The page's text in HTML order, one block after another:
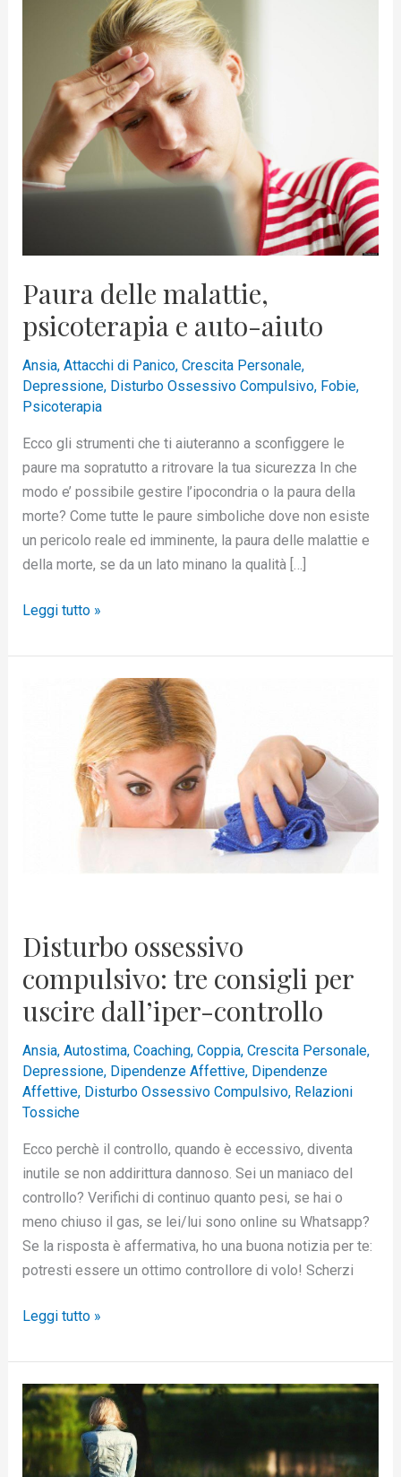
Paura delle malattie,
psicoterapia e auto-aiuto
Ansia, Attacchi di Panico, Crescita Personale,
Depressione, Disturbo Ossessivo Compulsivo, Fobie,
Psicoterapia
Ecco gli strumenti che ti aiuteranno a sconfiggere le
paure ma sopratutto a ritrovare la tua sicurezza In che
modo e’ possibile gestire l’ipocondria o la paura della
morte? Come tutte le paure simboliche dove non esiste
un pericolo reale ed imminente, la paura delle malattie e
della morte, se da un lato minano la qualità […]
psicoterapia
auto-
aiuto
Leggi tutto »
Disturbo ossessivo
compulsivo: tre consigli per
uscire dall’iper-controllo
Ansia, Autostima, Coaching, Coppia, Crescita Personale,
Depressione, Dipendenze Affettive, Dipendenze
Affettive, Disturbo Ossessivo Compulsivo, Relazioni
Tossiche
Ecco perchè il controllo, quando è eccessivo, diventa
inutile se non addirittura dannoso. Sei un maniaco del
controllo? Verifichi di continuo quanto pesi, se hai o
meno chiuso il gas, se lei/lui sono online su Whatsapp?
Se la risposta è affermativa, ho una buona notizia per te:
potresti essere un ottimo controllore di volo! Scherzi
ossessivo
compulsivo:
Leggi tutto »
Ecco
come
si
vince